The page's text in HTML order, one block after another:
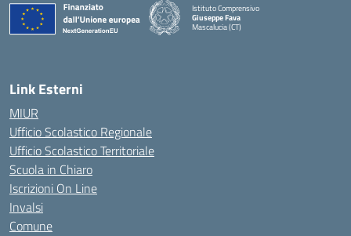
Istituto Comprensivo
Giuseppe Fava
Mascalucia (CT)
Link Esterni
MIUR
Ufficio Scolastico Regionale
Ufficio Scolastico Territoriale
Scuola in Chiaro
Iscrizioni On Line
Invalsi
Comune